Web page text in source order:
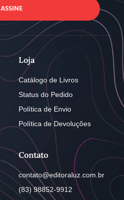
ASSINE
Loja
Catálogo de Livros
Status do Pedido
Política de Envio
Política de Devoluções
Contato
contato@editoraluz.com.br
(83) 98852-9912